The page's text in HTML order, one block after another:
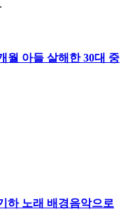
월 아들 살해한 30대 중
하 노래 배경음악으로